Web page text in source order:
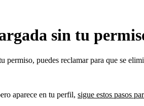
sin tu
permiso, puedes reclamar para que se
aparece en tu perfil, sigue estos pasos